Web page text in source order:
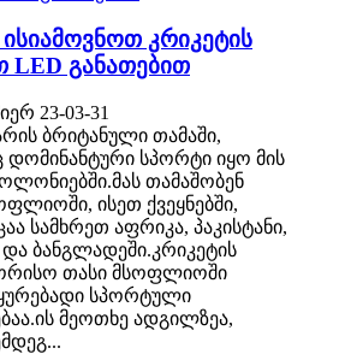
კრიკეტის
LED განათებით
23-03-31
ბრიტანული თამაში,
სპორტი იყო მის
თამაშობენ
ისეთ ქვეყნებში,
სამხრეთ აფრიკა, პაკისტანი,
ბანგლადეში.კრიკეტის
თასი მსოფლიოში
სპორტული
მეოთხე ადგილზეა,